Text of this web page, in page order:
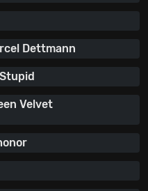
Dettmann
Velvet